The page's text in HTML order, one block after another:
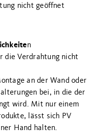
nicht geöffnet
n
die Verdrahtung nicht
an der Wand oder
bei, in die der
wird. Mit nur einem
lässt sich PV
Hand halten.